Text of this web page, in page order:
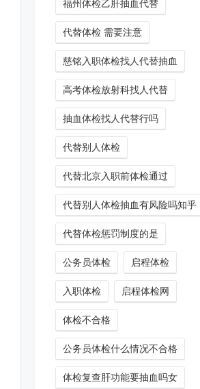
福州体检乙肝抽血代替
代替体检 需要注意
慈铭入职体检找人代替抽血
高考体检放射科找人代替
抽血体检找人代替行吗
代替别人体检
代替北京入职前体检通过
代替别人体检抽血有风险吗知乎
代替体检惩罚制度的是
公务员体检 启程体检
入职体检 启程体检网
体检不合格
公务员体检什么情况不合格
体检复查肝功能要抽血吗女